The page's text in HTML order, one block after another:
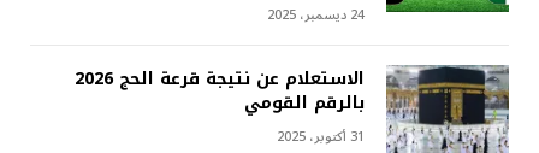
24 ديسمبر، 2025
الاستعلام عن نتيجة قرعة الحج 2026
بالرقم القومي
31 أكتوبر، 2025